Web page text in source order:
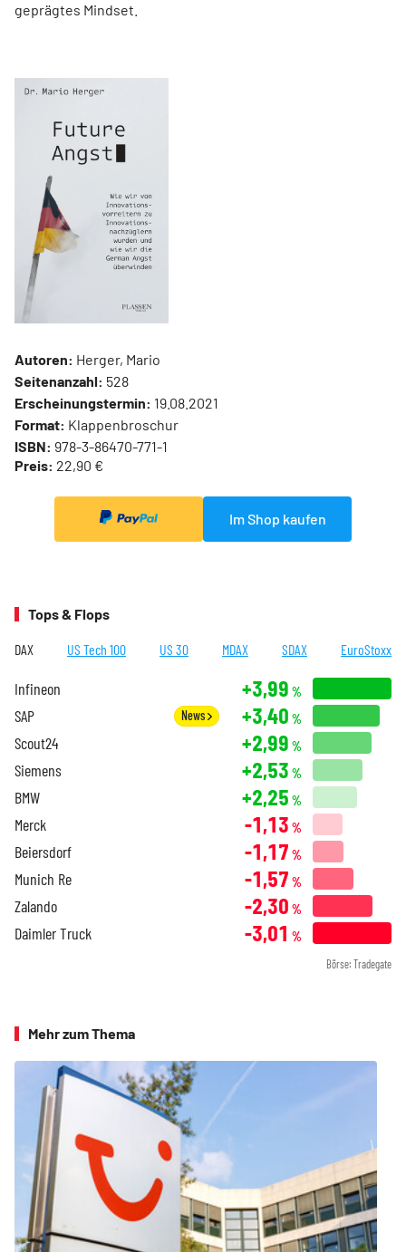
geprägtes Mindset.
Autoren: Herger, Mario
Seitenanzahl: 528
Erscheinungstermin: 19.08.2021
Format: Klappenbroschur
ISBN: 978-3-86470-771-1
Preis: 22,90 €
Im Shop kaufen
Tops & Flops
DAX US Tech 100 US 30 MDAX SDAX EuroStoxx
Infineon +3,99 %
SAP News +3,40 %
Scout24 +2,99 %
Siemens +2,53 %
BMW +2,25 %
Merck -1,13 %
Beiersdorf -1,17 %
Munich Re -1,57 %
Zalando -2,30 %
Daimler Truck -3,01 %
Börse: Tradegate
Mehr zum Thema